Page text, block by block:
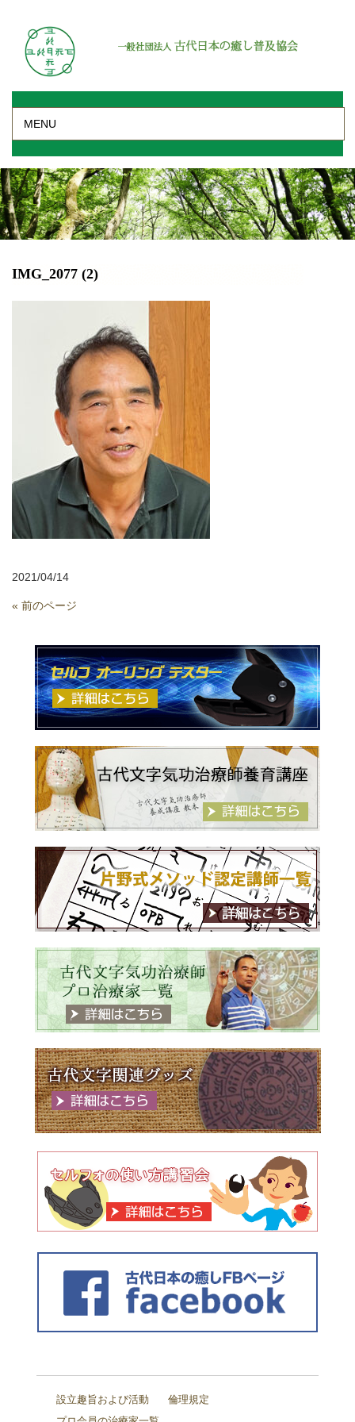
MENU
IMG_2077 (2)
2021/04/14
« 前のページ
設立趣旨および活動
倫理規定